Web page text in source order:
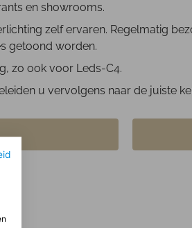
en showrooms.
zelf ervaren. Regelmatig
getoond worden.
zo ook voor Leds-C4.
u vervolgens naar de juiste